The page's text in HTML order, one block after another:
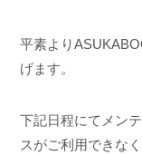
平素より
げます。
下記日程にてメン
スがご利用できなく